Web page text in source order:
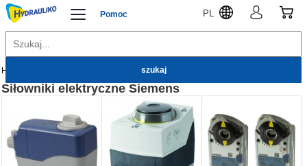
Pomoc PL
Hydrauliko
Siłowniki elektryczne Siemens